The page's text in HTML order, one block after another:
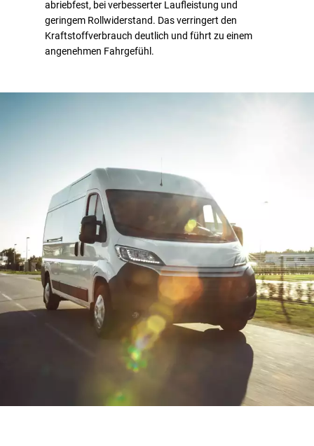
abriebfest, bei verbesserter Laufleistung und
geringem Rollwiderstand. Das verringert den
Kraftstoffverbrauch deutlich und führt zu einem
angenehmen Fahrgefühl.